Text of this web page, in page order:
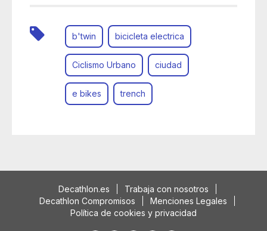
b'twin bicicleta electrica
Ciclismo Urbano ciudad
e bikes trench
Decathlon.es
Trabaja con nosotros
Decathlon Compromisos
Menciones Legales
Política de cookies y privacidad